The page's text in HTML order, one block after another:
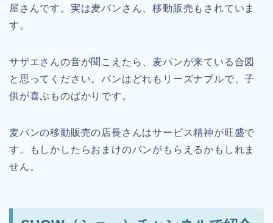
屋さんです。実は麦パンさん、移動販売もされていま
す。
サザエさんの音が聞こえたら、麦パンが来ている合図
と思ってください。パンはどれもリーズナブルで、子
供が喜ぶものばかりです。
麦パンの移動販売の店長さんはサービス精神が旺盛で
す。もしかしたらおまけのパンがもらえるかもしれま
せん。